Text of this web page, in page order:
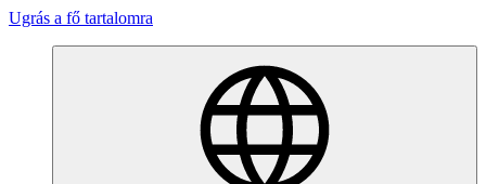
Ugrás a fő tartalomra